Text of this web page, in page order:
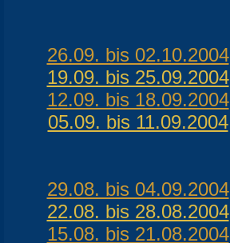
26.09. bis 02.10.2004
19.09. bis 25.09.2004
12.09. bis 18.09.2004
05.09. bis 11.09.2004
29.08. bis 04.09.2004
22.08. bis 28.08.2004
15.08. bis 21.08.2004